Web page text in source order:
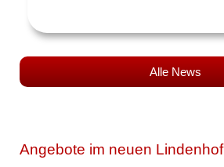
Alle News
Angebote im neuen Lindenhof